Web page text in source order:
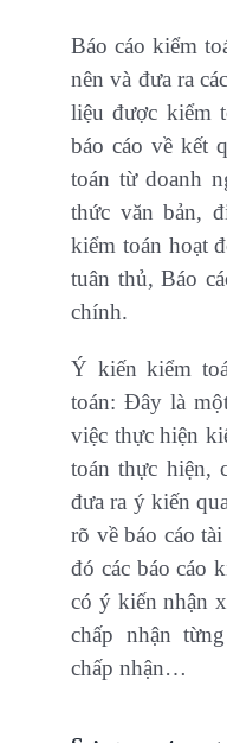
Báo cáo kiểm
nên và đưa ra
liệu được kiểm
báo cáo về kết
toán từ doanh
thức văn bản,
kiểm toán hoạt
tuân thủ, Báo
chính.
Ý kiến kiểm
toán: Đây là
việc thực hiện
toán thực hiện,
đưa ra ý kiến
rõ về báo cáo
đó các báo cáo
có ý kiến nhận
chấp nhận
chấp nhận…